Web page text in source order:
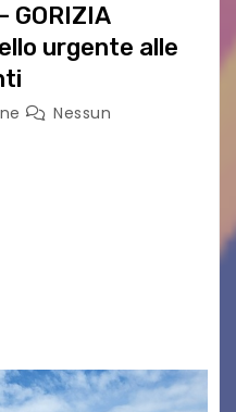
GORIZIA
urgente alle
Nessun